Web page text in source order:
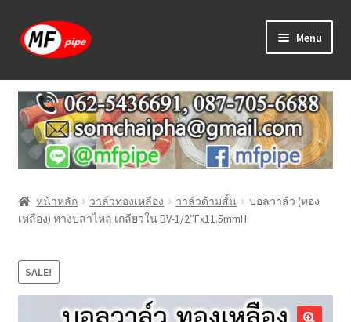
Skip
to
Skip
to
Menu
หน้าแรก
ร้านค้า
วิธีการเดินท่อ PAP
บทความ
แจ้งชำระเงิน
หน้าหลัก วาล์วทองเหลือง วาล์วด้ามสั้น
บอลวาล์ว (ทอง
เหลือง) หางปลาไหล เกลียวใน BV-1/2″Fx11.5mmH
SALE!